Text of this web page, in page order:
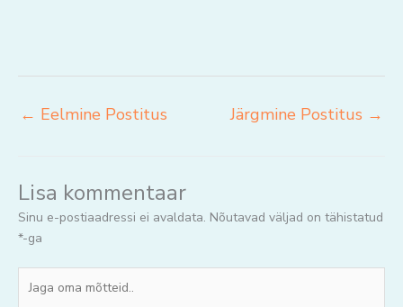
← Eelmine Postitus Järgmine Postitus →
Lisa kommentaar
Sinu e-postiaadressi ei avaldata. Nõutavad väljad on tähistatud
*-ga
oma